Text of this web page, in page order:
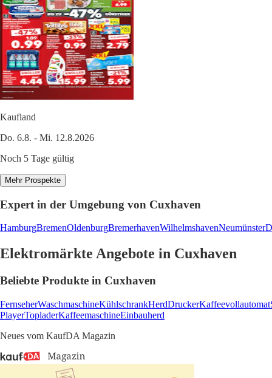
Kaufland
Do. 6.8. - Mi. 12.8.2026
Noch 5 Tage gültig
Mehr Prospekte
Expert in der Umgebung von Cuxhaven
HamburgBremenOldenburgBremerhavenWilhelmshavenNeumünster
Elektromärkte Angebote in Cuxhaven
Beliebte Produkte in Cuxhaven
FernseherWaschmaschineKühlschrankHerdDruckerKaffeevollautomat
PlayerTopladerKaffeemaschineEinbauherd
Neues vom KaufDA Magazin